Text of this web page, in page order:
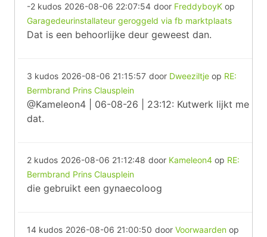
-2 kudos 2026-08-06 22:07:54 door FreddyboyK op
Garagedeurinstallateur geroggeld via fb marktplaats
Dat is een behoorlijke deur geweest dan.
3 kudos 2026-08-06 21:15:57 door Dweeziltje op RE:
Bermbrand Prins Clausplein
@Kameleon4 | 06-08-26 | 23:12: Kutwerk lijkt me
dat.
2 kudos 2026-08-06 21:12:48 door Kameleon4 op RE:
Bermbrand Prins Clausplein
die gebruikt een gynaecoloog
14 kudos 2026-08-06 21:00:50 door Voorwaarden op